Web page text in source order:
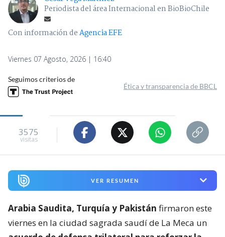
Periodista del área Internacional en BioBioChile
Con información deAgencia EFE
Viernes 07 Agosto, 2026 | 16:40
Seguimos criterios de
Ética y transparencia de BBCL
3575
visitas
VER RESUMEN
Arabia Saudita, Turquía y Pakistán firmaron este
viernes en la ciudad sagrada saudí de La Meca un